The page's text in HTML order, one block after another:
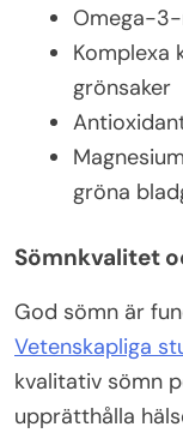
Omega-3-
Komplexa
grönsaker
gröna
Sömnkvalitet
God sömn är
Vetenskapliga
kvalitativ sömn
upprätthålla